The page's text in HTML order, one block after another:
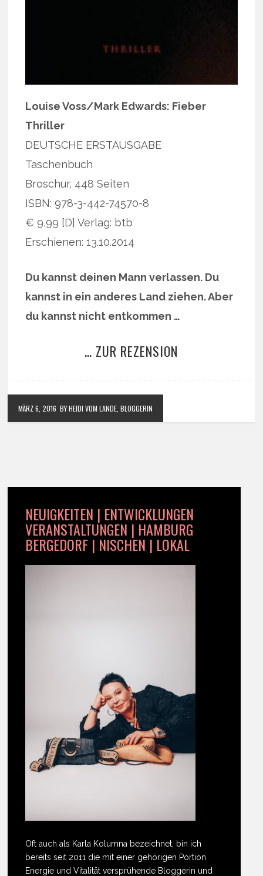
Louise Voss/Mark Edwards: Fieber
Thriller
DEUTSCHE ERSTAUSGABE
Taschenbuch
Broschur, 448 Seiten
ISBN: 978-3-442-74570-8
€ 9,99 [D] Verlag: btb
Erschienen: 13.10.2014
Du kannst deinen Mann verlassen. Du
kannst in ein anderes Land ziehen. Aber
du kannst nicht entkommen …
… ZUR REZENSION
MÄRZ 6, 2016 BY HEIDI VOM LANDE, BLOGGERIN
NEUIGKEITEN | ENTWICKLUNGEN
VERANSTALTUNGEN | HAMBURG
BERGEDORF | NISCHEN | LOKAL
Oft auch als Karla Kolumna bezeichnet, bin ich
bereits seit 2011 die mit einer gehörigen Portion
Energie und Vitalität versprühende Bloggerin und